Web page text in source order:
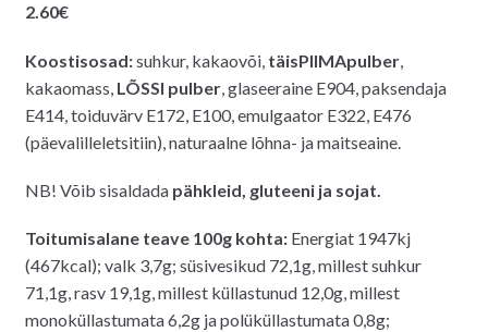
2.60€
Koostisosad:suhkur, kakaovõi, täisPIIMApulber,
kakaomass, LÕSSI pulber, glaseeraine E904, paksendaja
E414, toiduvärv E172, E100, emulgaator E322, E476
(päevalilleletsitiin), naturaalne lõhna- ja maitseaine.
NB! Võib sisaldada pähkleid, gluteeni ja sojat.
Toitumisalane teave 100g kohta: Energiat 1947kj
(467kcal); valk 3,7g; süsivesikud 72,1g, millest suhkur
71,1g, rasv 19,1g, millest küllastunud 12,0g, millest
monoküllastumata 6,2g ja polüküllastumata 0,8g;